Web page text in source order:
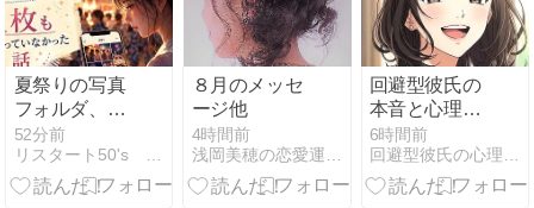
夏祭りの写真
フォルダ、私
だけ1枚も写
っていなかっ
た話
52分前
８月のメッセ
ージ他
4時間前
回避型彼氏の
本音と心理状
態を把握して
復縁を成功さ
せる方法
6時間前